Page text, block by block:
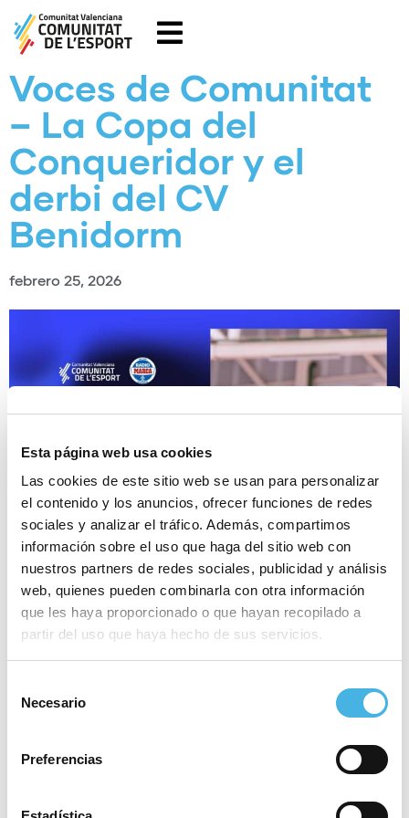
Esta página web usa cookies
Las cookies de este sitio web se usan para personalizar
el contenido y los anuncios, ofrecer funciones de redes
sociales y analizar el tráfico. Además, compartimos
información sobre el uso que haga del sitio web con
nuestros partners de redes sociales, publicidad y análisis
web, quienes pueden combinarla con otra información
que les haya proporcionado o que hayan recopilado a
partir del uso que haya hecho de sus servicios.
Necesario
Preferencias
Voces de Comunitat
– La Copa del
Conqueridor y el
derbi del CV
Benidorm
febrero 25, 2026
Reproductor
audio
00:00
estadísticas, marketing
para ver este elemento.
Había derbi de la
antes de la